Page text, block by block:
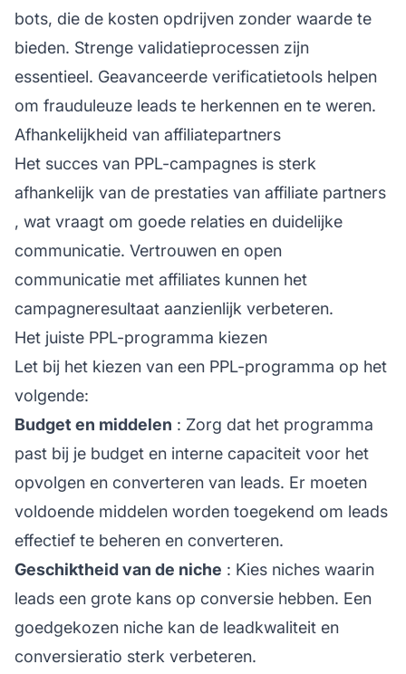
bots, die de kosten opdrijven zonder waarde te
bieden. Strenge validatieprocessen zijn
essentieel. Geavanceerde verificatietools helpen
om frauduleuze leads te herkennen en te weren.
Afhankelijkheid van affiliatepartners
Het succes van PPL-campagnes is sterk
afhankelijk van de prestaties van affiliate partners
, wat vraagt om goede relaties en duidelijke
communicatie. Vertrouwen en open
communicatie met affiliates kunnen het
campagneresultaat aanzienlijk verbeteren.
Het juiste PPL-programma kiezen
Let bij het kiezen van een PPL-programma op het
volgende:
Budget en middelen : Zorg dat het programma
past bij je budget en interne capaciteit voor het
opvolgen en converteren van leads. Er moeten
voldoende middelen worden toegekend om leads
effectief te beheren en converteren.
Geschiktheid van de niche : Kies niches waarin
leads een grote kans op conversie hebben. Een
goedgekozen niche kan de leadkwaliteit en
conversieratio sterk verbeteren.